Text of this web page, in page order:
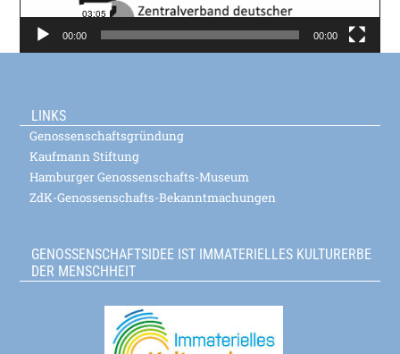
00:00 00:00
LINKS
Genossenschaftsgründung
Kaufmann Stiftung
Hamburger Genossenschafts-Museum
ZdK-Genossenschafts-Bekanntmachungen
GENOSSENSCHAFTSIDEE IST IMMATERIELLES KULTURERBE
DER MENSCHHEIT